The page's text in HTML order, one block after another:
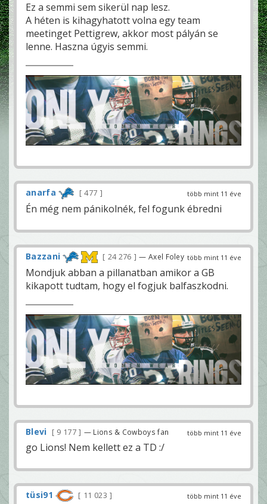
Ez a semmi sem sikerül nap lesz.
A héten is kihagyhatott volna egy team
meetinget Pettigrew, akkor most pályán se
lenne. Haszna úgyis semmi.
több mint 11 éve
anarfa 477
Én még nem pánikolnék, fel fogunk ébredni
több mint 11 éve
Bazzani 24 276 — Axel Foley
Mondjuk abban a pillanatban amikor a GB
kikapott tudtam, hogy el fogjuk balfaszkodni.
több mint 11 éve
Blevi 9 177 — Lions & Cowboys fan
go Lions! Nem kellett ez a TD :/
több mint 11 éve
tüsi91 11 023